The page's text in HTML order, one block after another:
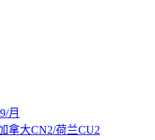
月
拿大CN2/荷兰CU2